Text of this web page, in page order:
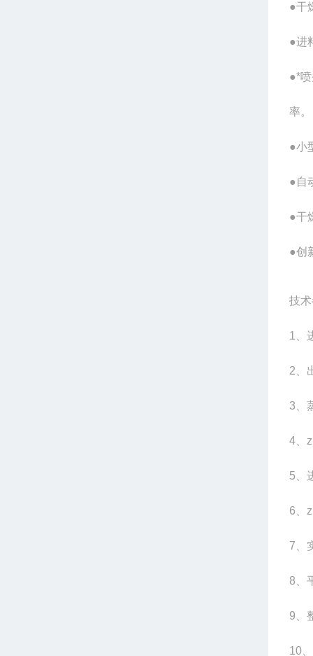
●干
●进
●*
率。
●小
●自
●干
●创
技
1
2
3
4
5
6
7
8
9
10